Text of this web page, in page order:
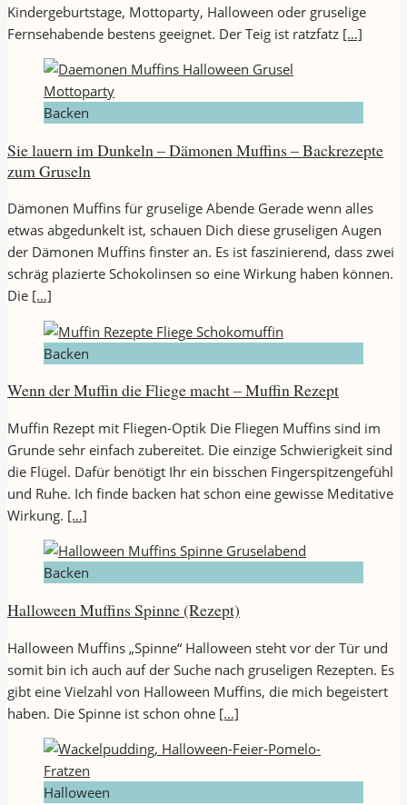
Kindergeburtstage, Mottoparty, Halloween oder gruselige
Fernsehabende bestens geeignet. Der Teig ist ratzfatz […]
Backen
Sie lauern im Dunkeln – Dämonen Muffins – Backrezepte
zum Gruseln
Dämonen Muffins für gruselige Abende Gerade wenn alles
etwas abgedunkelt ist, schauen Dich diese gruseligen Augen
der Dämonen Muffins finster an. Es ist faszinierend, dass zwei
schräg plazierte Schokolinsen so eine Wirkung haben können.
Die […]
Backen
Wenn der Muffin die Fliege macht – Muffin Rezept
Muffin Rezept mit Fliegen-Optik Die Fliegen Muffins sind im
Grunde sehr einfach zubereitet. Die einzige Schwierigkeit sind
die Flügel. Dafür benötigt Ihr ein bisschen Fingerspitzengefühl
und Ruhe. Ich finde backen hat schon eine gewisse Meditative
Wirkung. […]
Backen
Halloween Muffins Spinne (Rezept)
Halloween Muffins „Spinne“ Halloween steht vor der Tür und
somit bin ich auch auf der Suche nach gruseligen Rezepten. Es
gibt eine Vielzahl von Halloween Muffins, die mich begeistert
haben. Die Spinne ist schon ohne […]
Halloween